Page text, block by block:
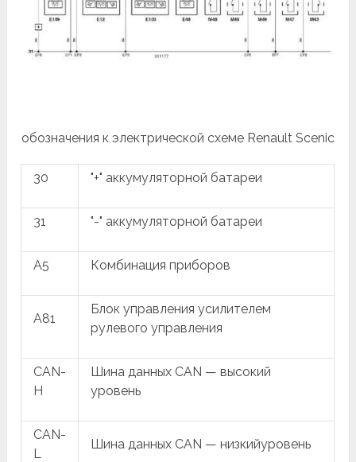
обозначения к электрической схеме Renault Scenic
30 "+" аккумуляторной батареи
31 "-" аккумуляторной батареи
A5 Комбинация приборов
A81
Блок управления усилителем
рулевого управления
CAN-
H
Шина данных CAN — высокий
уровень
CAN-
L
Шина данных CAN — низкийуровень